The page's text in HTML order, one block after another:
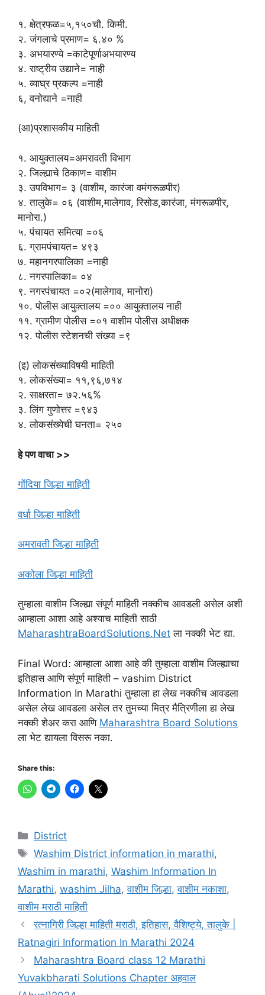
१. क्षेत्रफळ=५,१५०चौ. किमी.
२. जंगलाचे प्रमाण= ६.४० %
३. अभयारण्ये =काटेपूर्णाअभयारण्य
४. राष्ट्रीय उद्याने= नाही
५. व्याघ्र प्रकल्प =नाही
६, वनोद्याने =नाही
(आ)प्रशासकीय माहिती
१. आयुक्तालय=अमरावती विभाग
२. जिल्ह्याचे ठिकाण= वाशीम
३. उपविभाग= ३ (वाशीम, कारंजा वमंगरूळपीर)
४. तालुके= ०६ (वाशीम,मालेगाव, रिसोड,कारंजा, मंगरूळपीर,
मानोरा.)
५. पंचायत समित्या =०६
६. ग्रामपंचायत= ४९३
७. महानगरपालिका =नाही
८. नगरपालिका= ०४
९. नगरपंचायत =०२(मालेगाव, मानोरा)
१०. पोलीस आयुक्तालय =०० आयुक्तालय नाही
११. ग्रामीण पोलीस =०१ वाशीम पोलीस अधीक्षक
१२. पोलीस स्टेशनची संख्या =९
(इ) लोकसंख्याविषयी माहिती
१. लोकसंख्या= ११,९६,७१४
२. साक्षरता= ७२.५६%
३. लिंग गुणोत्तर =९४३
४. लोकसंख्येची घनता= २५०
हे पण वाचा >>
गोंदिया जिल्हा माहिती
वर्धा जिल्हा माहिती
अमरावती जिल्हा माहिती
अकोला जिल्हा माहिती
तुम्हाला वाशीम जिल्ह्या संपूर्ण माहिती नक्कीच आवडली असेल अशी
आम्हाला आशा आहे अश्याच माहिती साठी
MaharashtraBoardSolutions.Net ला नक्की भेट द्या.
Final Word: आम्हाला आशा आहे की तुम्हाला वाशीम जिल्ह्याचा
इतिहास आणि संपूर्ण माहिती – vashim District
Information In Marathi तुम्हाला हा लेख नक्कीच आवडला
असेल लेख आवडला असेल तर तुमच्या मित्र मैत्रिणीला हा लेख
नक्की शेअर करा आणि Maharashtra Board Solutions
ला भेट द्यायला विसरू नका.
Share this:
Categories
District
Tags
Washim District information in marathi,
Washim in marathi, Washim Information In
Marathi, washim Jilha,वाशीम जिल्हा,वाशीम नकाशा,
वाशीम मराठी माहिती
रत्नागिरी जिल्हा माहिती मराठी, इतिहास, वैशिष्ट्ये, तालुके |
Ratnagiri Information In Marathi 2024
Maharashtra Board class 12 Marathi
Yuvakbharati Solutions Chapter अहवाल